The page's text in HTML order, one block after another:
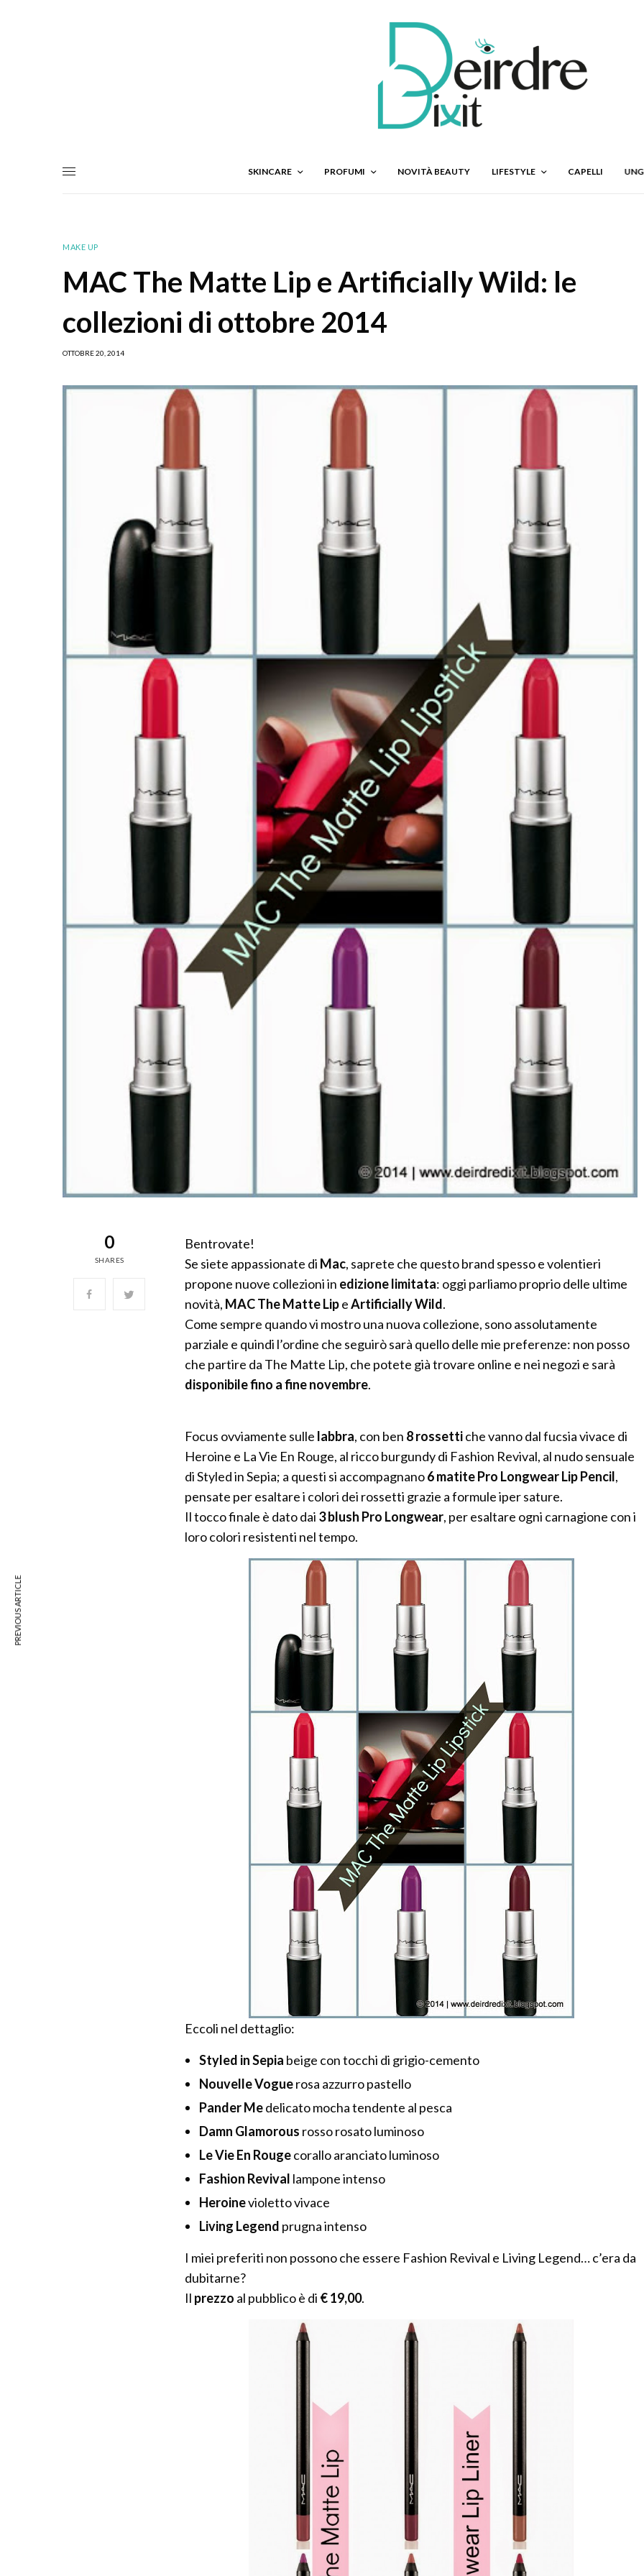
SKINCARE PROFUMI NOVITÀ BEAUTY LIFESTYLE CAPELLI
MAKE UP
MAC The Matte Lip e Artificially Wild: le
collezioni di ottobre 2014
OTTOBRE 20, 2014
0
SHARES
Bentrovate!
Se siete appassionate di Mac, saprete che questo brand spesso e volentieri
propone nuove collezioni in edizione limitata: oggi parliamo proprio delle ultime
novità, MAC The Matte LipeArtificially Wild.
Come sempre quando vi mostro una nuova collezione, sono assolutamente
parziale e quindi l’ordine che seguirò sarà quello delle mie preferenze: non posso
che partire da The Matte Lip, che potete già trovare online e nei negozi e sarà
disponibile fino a fine novembre.
Focus ovviamente sulle labbra, con ben 8 rossettiche vanno dal fucsia vivace di
Heroine e La Vie En Rouge, al ricco burgundy di Fashion Revival, al nudo sensuale
di Styled in Sepia; a questi si accompagnano6 matite Pro Longwear Lip Pencil,
pensate per esaltare i colori dei rossetti grazie a formule iper sature.
Il tocco finale è dato dai 3 blush Pro Longwear, per esaltare ogni carnagione con i
loro colori resistenti nel tempo.
Eccoli nel dettaglio:
Styled in Sepia beige con tocchi di grigio-cemento
Nouvelle Voguerosa azzurro pastello
Pander Medelicato mocha tendente al pesca
Damn Glamorous rosso rosato luminoso
Le Vie En Rougecorallo aranciato luminoso
Fashion Revival lampone intenso
Heroinevioletto vivace
Living Legend prugna intenso
I miei preferiti non possono che essere Fashion Revival e Living Legend… c’era da
dubitarne?
Il prezzo al pubblico è di € 19,00.
PREVIOUS ARTICLE